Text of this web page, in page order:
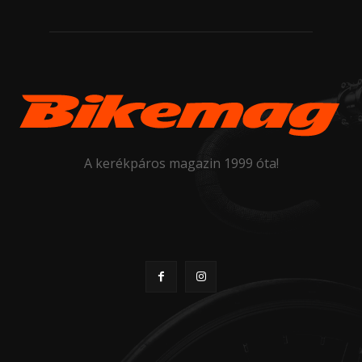
A kerékpáros magazin 1999 óta!